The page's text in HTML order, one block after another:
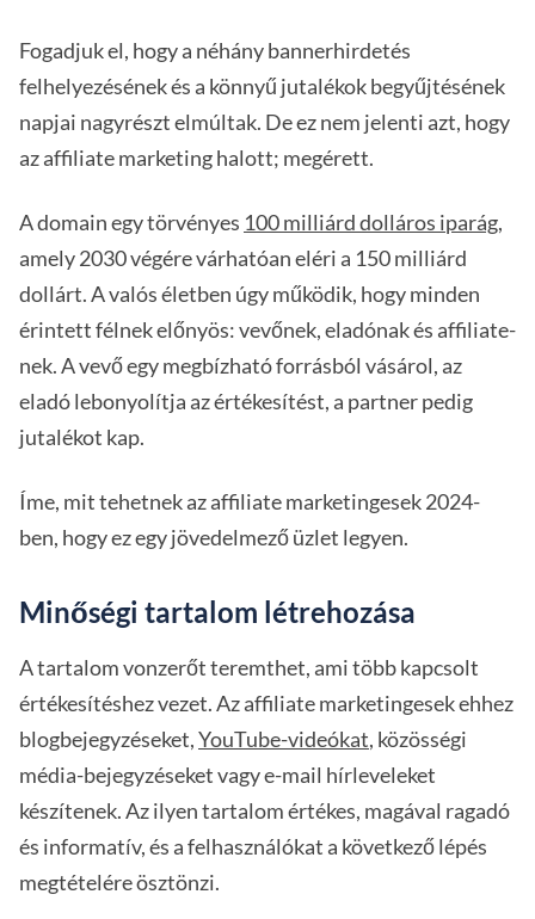
Fogadjuk el, hogy a néhány bannerhirdetés
felhelyezésének és a könnyű jutalékok begyűjtésének
napjai nagyrészt elmúltak. De ez nem jelenti azt, hogy
az affiliate marketing halott; megérett.
A domain egy törvényes 100 milliárd dolláros iparág,
amely 2030 végére várhatóan eléri a 150 milliárd
dollárt. A valós életben úgy működik, hogy minden
érintett félnek előnyös: vevőnek, eladónak és affiliate-
nek. A vevő egy megbízható forrásból vásárol, az
eladó lebonyolítja az értékesítést, a partner pedig
jutalékot kap.
Íme, mit tehetnek az affiliate marketingesek 2024-
ben, hogy ez egy jövedelmező üzlet legyen.
Minőségi tartalom létrehozása
A tartalom vonzerőt teremthet, ami több kapcsolt
értékesítéshez vezet. Az affiliate marketingesek ehhez
blogbejegyzéseket,YouTube-videókat, közösségi
média-bejegyzéseket vagy e-mail hírleveleket
készítenek. Az ilyen tartalom értékes, magával ragadó
és informatív, és a felhasználókat a következő lépés
megtételére ösztönzi.